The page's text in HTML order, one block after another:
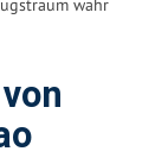
wahr